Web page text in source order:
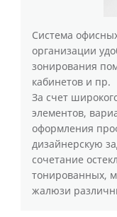
Система
организации
зонирования
кабинетов и пр.
За счет
элементов,
оформления
дизайнерскую
сочетание
тонированных,
жалюзи